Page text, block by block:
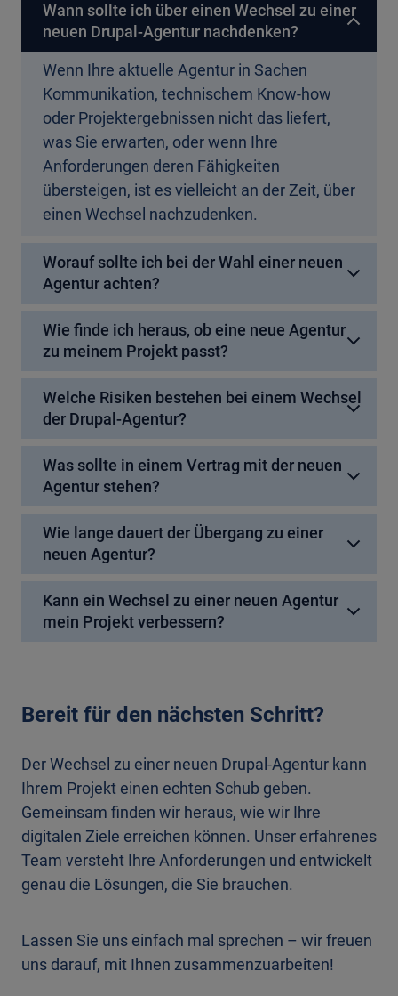
Wann sollte ich über einen Wechsel zu einer
neuen Drupal-Agentur nachdenken?
Wenn Ihre aktuelle Agentur in Sachen
Kommunikation, technischem Know-how
oder Projektergebnissen nicht das liefert,
was Sie erwarten, oder wenn Ihre
Anforderungen deren Fähigkeiten
übersteigen, ist es vielleicht an der Zeit, über
einen Wechsel nachzudenken.
Worauf sollte ich bei der Wahl einer neuen
Agentur achten?
Wie finde ich heraus, ob eine neue Agentur
zu meinem Projekt passt?
Welche Risiken bestehen bei einem Wechsel
der Drupal-Agentur?
Was sollte in einem Vertrag mit der neuen
Agentur stehen?
Wie lange dauert der Übergang zu einer
neuen Agentur?
Kann ein Wechsel zu einer neuen Agentur
mein Projekt verbessern?
Bereit für den nächsten Schritt?
Der Wechsel zu einer neuen Drupal-Agentur kann
Ihrem Projekt einen echten Schub geben.
Gemeinsam finden wir heraus, wie wir Ihre
digitalen Ziele erreichen können. Unser erfahrenes
Team versteht Ihre Anforderungen und entwickelt
genau die Lösungen, die Sie brauchen.
Lassen Sie uns einfach mal sprechen – wir freuen
uns darauf, mit Ihnen zusammenzuarbeiten!